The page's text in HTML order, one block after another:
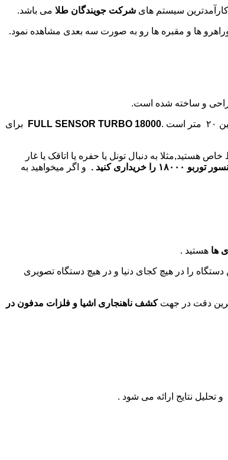
شرکت جویندگان طلا می باشد.
و ساخته شده است.
.
FULL SENSOR TURBO 18000
برای
هستید,مثلا به دنبال تونل یا حفره یا اتاقک یا غار
را خریداری کنید .
و اگر میخواهید به
ها هستید .
را در هیچ کجای دنیا و در هیچ دستگاه تصویری
دقت در جهتکشف ناهنجاری اشیا و فلزات مدفون در
نتایج ارائه می شود .